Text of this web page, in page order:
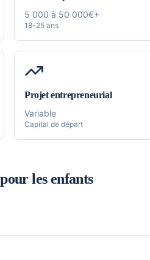
5 000 à 50 000€+
18-25 ans
Projet entrepreneurial
Variable
Capital de départ
les enfants